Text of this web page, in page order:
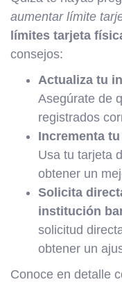
aumentar límite
límites tarjeta
consejos:
Actualiza tu
Asegúrate de
registrados
Incrementa
Usa tu tarjeta
obtener un
Solicita
institución
solicitud
obtener un
Conoce en detalle